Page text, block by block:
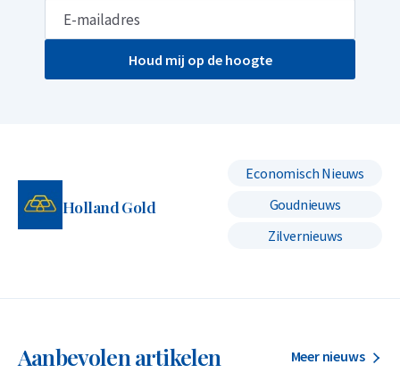
Houd mij op de hoogte
Holland Gold
Economisch Nieuws
Goudnieuws
Zilvernieuws
Aanbevolen artikelen Meer nieuws